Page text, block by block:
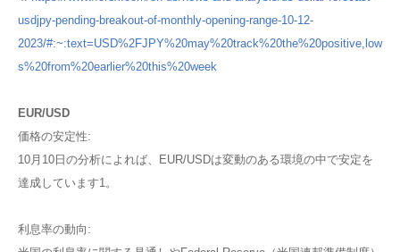
usdjpy-pending-breakout-of-monthly-opening-range-10-12-
2023/#:~:text=USD%2FJPY%20may%20track%20the%20positive,low
s%20from%20earlier%20this%20week
EUR/USD
価格の安定性:
10月10日の分析によれば、EUR/USDは変動のある環境の中で安定を
達成しています​1​。
利息率の動向: